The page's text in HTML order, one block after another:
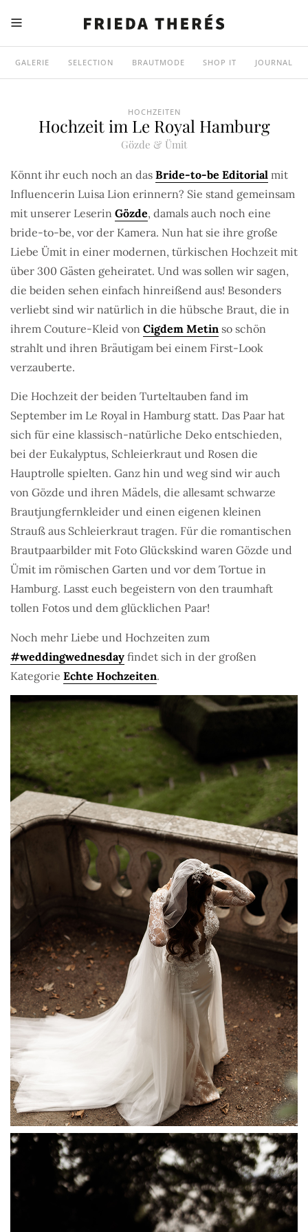
GALERIE SELECTION BRAUTMODE SHOP IT JOURNAL
HOCHZEITEN
Hochzeit im Le Royal Hamburg
Gözde & Ümit
Könnt ihr euch noch an das Bride-to-be Editorial mit
Influencerin Luisa Lion erinnern? Sie stand gemeinsam
mit unserer Leserin Gözde, damals auch noch eine
bride-to-be, vor der Kamera. Nun hat sie ihre große
Liebe Ümit in einer modernen, türkischen Hochzeit mit
über 300 Gästen geheiratet. Und was sollen wir sagen,
die beiden sehen einfach hinreißend aus! Besonders
verliebt sind wir natürlich in die hübsche Braut, die in
ihrem Couture-Kleid von Cigdem Metin so schön
strahlt und ihren Bräutigam bei einem First-Look
verzauberte.
Die Hochzeit der beiden Turteltauben fand im
September im Le Royal in Hamburg statt. Das Paar hat
sich für eine klassisch-natürliche Deko entschieden,
bei der Eukalyptus, Schleierkraut und Rosen die
Hauptrolle spielten. Ganz hin und weg sind wir auch
von Gözde und ihren Mädels, die allesamt schwarze
Brautjungfernkleider und einen eigenen kleinen
Strauß aus Schleierkraut tragen. Für die romantischen
Brautpaarbilder mit Foto Glückskind waren Gözde und
Ümit im römischen Garten und vor dem Tortue in
Hamburg. Lasst euch begeistern von den traumhaft
tollen Fotos und dem glücklichen Paar!
Noch mehr Liebe und Hochzeiten zum
#weddingwednesday findet sich in der großen
Kategorie Echte Hochzeiten.